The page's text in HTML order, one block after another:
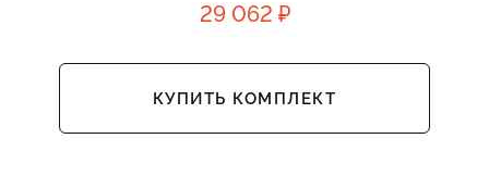
29 062 ₽
КУПИТЬ КОМПЛЕКТ